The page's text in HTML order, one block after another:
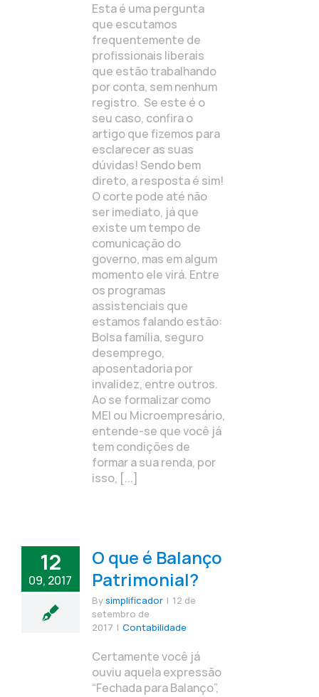
Esta é uma pergunta
que escutamos
frequentemente de
profissionais liberais
que estão trabalhando
por conta, sem nenhum
registro. Se este é o
seu caso, confira o
artigo que fizemos para
esclarecer as suas
dúvidas! Sendo bem
direto, a resposta é sim!
O corte pode até não
ser imediato, já que
existe um tempo de
comunicação do
governo, mas em algum
momento ele virá. Entre
os programas
assistenciais que
estamos falando estão:
Bolsa família, seguro
desemprego,
aposentadoria por
invalidez, entre outros.
Ao se formalizar como
MEI ou Microempresário,
entende-se que você já
tem condições de
formar a sua renda, por
isso, [...]
12
09, 2017
O que é Balanço
Patrimonial?
Bysimplificador | 12 de
setembro de
2017 | Contabilidade
Certamente você já
ouviu aquela expressão
“Fechada para Balanço”,